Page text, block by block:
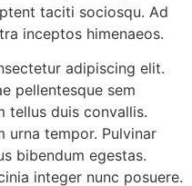
taciti sociosqu. Ad
inceptos himenaeos.
adipiscing elit.
pellentesque sem
tellus duis convallis.
urna tempor. Pulvinar
bibendum egestas.
integer nunc posuere.